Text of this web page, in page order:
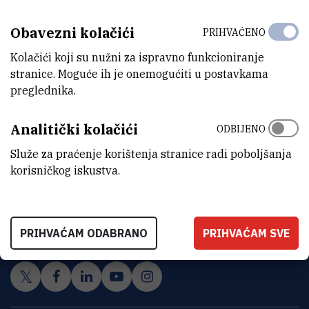
KONTAKTIRAJTE NAS
Obavezni kolačići
Kolačići koji su nužni za ispravno funkcioniranje
stranice. Moguće ih je onemogućiti u postavkama
preglednika.
PRIHVAĆENO
Analitički kolačići
Služe za praćenje korištenja stranice radi poboljšanja
korisničkog iskustva.
ODBIJENO
PRIHVAĆAM ODABRANO PRIHVAĆAM SVE